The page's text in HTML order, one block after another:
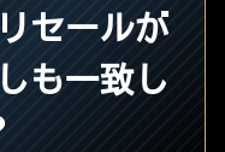
セールが
も一致し